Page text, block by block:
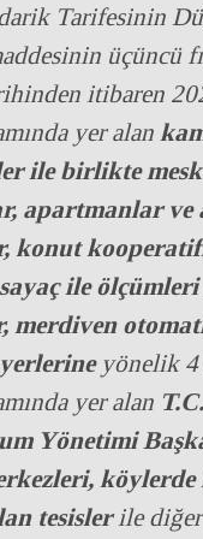
Tarifesinin
üçüncü
itibaren
yer alan
ile birlikte
apartmanlar
konut
ile ölçümleri
yönelik 4
yer alan
Yönetimi
köylerde
tesislerile